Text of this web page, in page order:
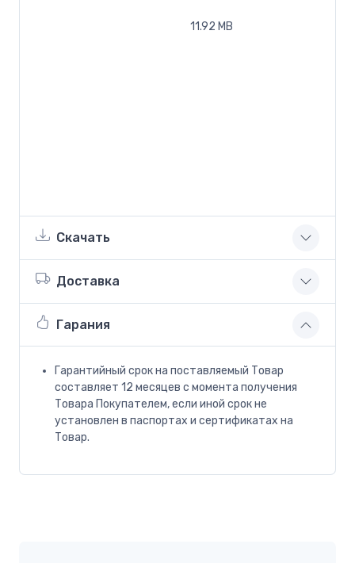
11.92 MB
Скачать
Доставка
Гарания
Гарантийный срок на поставляемый Товар
составляет 12 месяцев с момента получения
Товара Покупателем, если иной срок не
установлен в паспортах и сертификатах на
Товар.